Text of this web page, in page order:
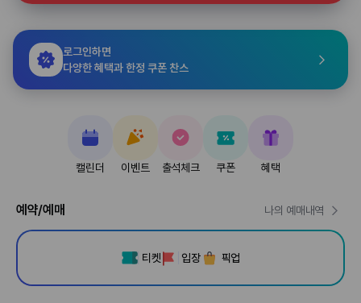
로그인하면
다양한 혜택과 한정 쿠폰 찬스
캘린더 이벤트 출석체크 쿠폰 혜택
예약/예매 나의 예매내역
티켓 입장 픽업